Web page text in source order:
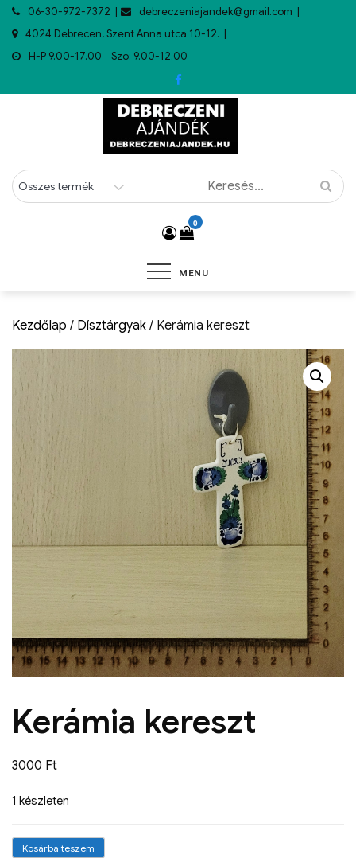
06-30-972-7372
debreczeniajandek@gmail.com
4024 Debrecen, Szent Anna utca 10-12.
H-P 9.00-17.00 Szo: 9.00-12.00
0
MENU
Kezdőlap / Dísztárgyak / Kerámia kereszt
Kerámia kereszt
3000 Ft
1 készleten
Kosárba teszem